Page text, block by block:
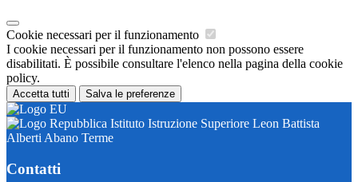
Cookie necessari per il funzionamento
I cookie necessari per il funzionamento non possono essere
disabilitati. È possibile consultare l'elenco nella pagina della cookie
policy.
Accetta tutti Salva le preferenze
Istituto Istruzione Superiore Leon Battista
Alberti Abano Terme
Contatti